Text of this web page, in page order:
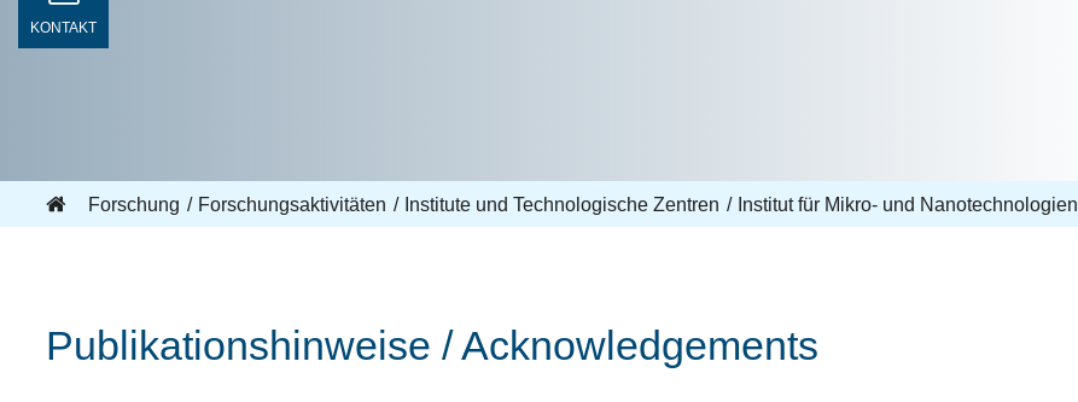
KONTAKT
Forschung Forschungsaktivitäten Institute und Technologische Zentren Institut für Mikro- und Nanotechnologien
Publikationshinweise / Acknowledgements